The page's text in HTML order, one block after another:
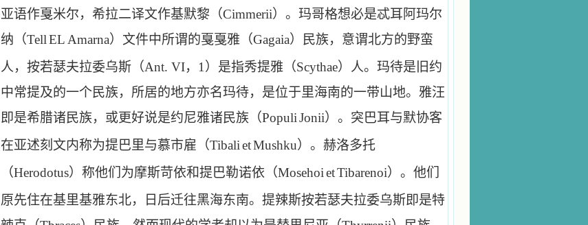
亚语作戛米尔，希拉二译文作基默黎（Cimmerii）。玛哥格想必是忒耳阿玛尔
纳（TellEL Amarna）文件中所谓的戛戛雅（Gagaia）民族，意谓北方的野蛮
人，按若瑟夫拉委乌斯（Ant. VI， 1 ）是指秀提雅（Scythae）人。玛待是旧约
中常提及的一个民族，所居的地方亦名玛待，是位于里海南的一带山地。雅汪
即是希腊诸民族，或更好说是约尼雅诸民族（PopuliJonii）。突巴耳与默协客
在亚述刻文内称为提巴里与慕市雇（TibalietMushku）。赫洛多托
（Herodotus）称他们为摩斯苛依和提巴勒诺依（MosehoietTibarenoi）。他们
原先住在基里基雅东北，日后迁往黑海东南。提辣斯按若瑟夫拉委乌斯即是特